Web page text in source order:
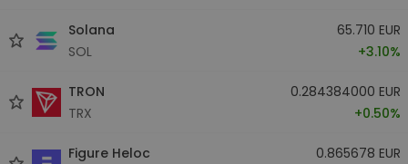
Solana
SOL
65.710 EUR
+3.10%
TRON
TRX
0.284384000 EUR
+0.50%
Figure Heloc
0.865678 EUR